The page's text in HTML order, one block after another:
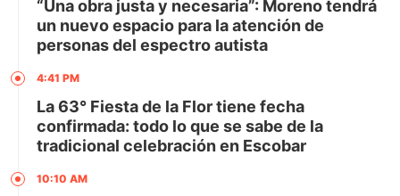
“Una obra justa y necesaria”: Moreno tendrá
un nuevo espacio para la atención de
personas del espectro autista
4:41 PM
La 63° Fiesta de la Flor tiene fecha
confirmada: todo lo que se sabe de la
tradicional celebración en Escobar
10:10 AM